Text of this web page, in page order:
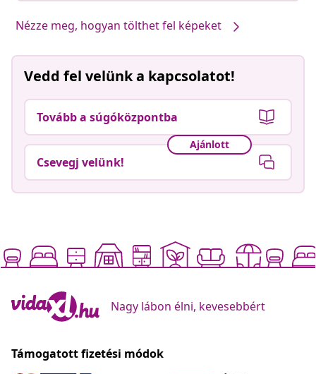
Nézze meg, hogyan tölthet fel képeket
Vedd fel velünk a kapcsolatot!
Tovább a súgóközpontba
Ajánlott
Csevegj velünk!
Nagy lábon élni, kevesebbért
Támogatott fizetési módok